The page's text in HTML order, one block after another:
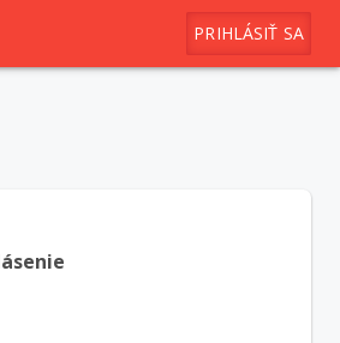
PRIHLÁSIŤ SA